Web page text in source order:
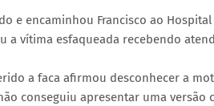
e encaminhou Francisco ao
a vítima esfaqueada recebendo
a faca afirmou desconhecer a
conseguiu apresentar uma versão